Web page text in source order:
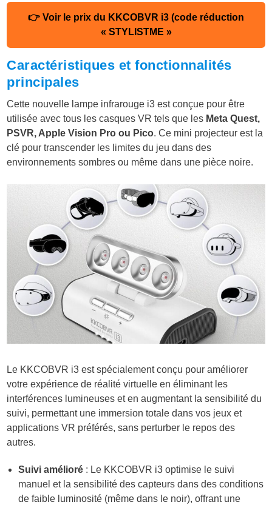
👉 Voir le prix du KKCOBVR i3 (code réduction
« STYLISTME »
Caractéristiques et fonctionnalités
principales
Cette nouvelle lampe infrarouge i3 est conçue pour être
utilisée avec tous les casques VR tels que les Meta Quest,
PSVR, Apple Vision Pro ou Pico. Ce mini projecteur est la
clé pour transcender les limites du jeu dans des
environnements sombres ou même dans une pièce noire.
Le KKCOBVR i3 est spécialement conçu pour améliorer
votre expérience de réalité virtuelle en éliminant les
interférences lumineuses et en augmentant la sensibilité du
suivi, permettant une immersion totale dans vos jeux et
applications VR préférés, sans perturber le repos des
autres.
Suivi amélioré : Le KKCOBVR i3 optimise le suivi
manuel et la sensibilité des capteurs dans des conditions
de faible luminosité (même dans le noir), offrant une